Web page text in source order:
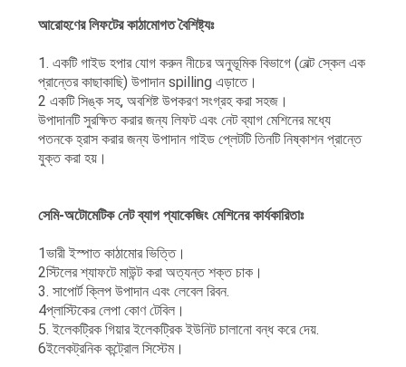
1. একটি গাইড হপার যোগ করুন নীচের অনুভূমিক বিভাগে (বেল্ট স্কেল এক
প্রান্তের কাছাকাছি) উপাদান spilling এড়াতে।
2 একটি সিঙ্ক সহ, অবশিষ্ট উপকরণ সংগ্রহ করা সহজ।
উপাদানটি সুরক্ষিত করার জন্য লিফট এবং নেট ব্যাগ মেশিনের মধ্যে
পতনকে হ্রাস করার জন্য উপাদান গাইড প্লেটটি তিনটি নিষ্কাশন প্রান্তে
1ভারী ইস্পাত কাঠামোর ভিত্তি।
2স্টিলের শ্যাফটে মাউন্ট করা অত্যন্ত শক্ত চাক।
3. সাপোর্ট ক্লিপ উপাদান এবং লেবেল রিবন.
4প্লাস্টিকের লেপা কোণ টেবিল।
5. ইলেকট্রিক গিয়ার ইলেকট্রিক ইউনিট চালানো বন্ধ করে দেয়.